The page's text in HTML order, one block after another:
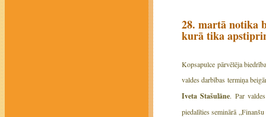
28. martā notika
kurā tika
Kopsapulce pārvēlēja
valdes darbības termiņa
Iveta Stašulāne. Par
piedalīties seminārā